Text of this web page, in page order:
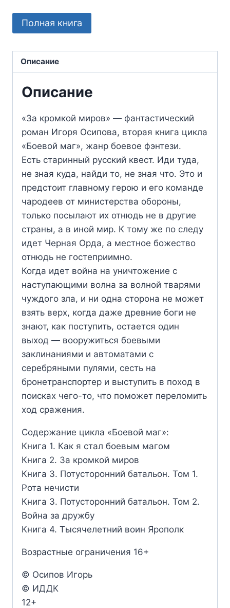
Полная книга
Описание
Описание
«За кромкой миров» — фантастический
роман Игоря Осипова, вторая книга цикла
«Боевой маг», жанр боевое фэнтези.
Есть старинный русский квест. Иди туда,
не зная куда, найди то, не зная что. Это и
предстоит главному герою и его команде
чародеев от министерства обороны,
только посылают их отнюдь не в другие
страны, а в иной мир. К тому же по следу
идет Черная Орда, а местное божество
отнюдь не гостеприимно.
Когда идет война на уничтожение с
наступающими волна за волной тварями
чуждого зла, и ни одна сторона не может
взять верх, когда даже древние боги не
знают, как поступить, остается один
выход — вооружиться боевыми
заклинаниями и автоматами с
серебряными пулями, сесть на
бронетранспортер и выступить в поход в
поисках чего-то, что поможет переломить
ход сражения.
Содержание цикла «Боевой маг»:
Книга 1. Как я стал боевым магом
Книга 2. За кромкой миров
Книга 3. Потусторонний батальон. Том 1.
Рота нечисти
Книга 3. Потусторонний батальон. Том 2.
Война за дружбу
Книга 4. Тысячелетний воин Ярополк
Возрастные ограничения 16+
© Осипов Игорь
© ИДДК
12+